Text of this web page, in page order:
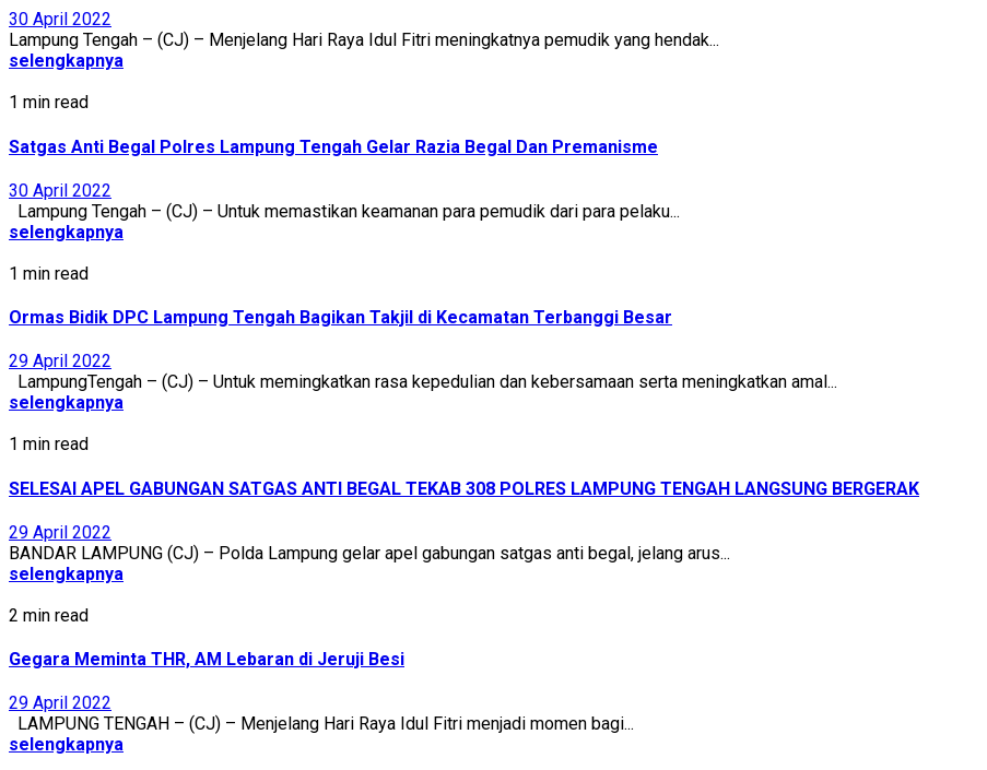
30 April 2022
Lampung Tengah – (CJ) – Menjelang Hari Raya Idul Fitri meningkatnya pemudik yang hendak...
selengkapnya
1 min read
Satgas Anti Begal Polres Lampung Tengah Gelar Razia Begal Dan Premanisme
30 April 2022
Lampung Tengah – (CJ) – Untuk memastikan keamanan para pemudik dari para pelaku...
selengkapnya
1 min read
Ormas Bidik DPC Lampung Tengah Bagikan Takjil di Kecamatan Terbanggi Besar
29 April 2022
LampungTengah – (CJ) – Untuk memingkatkan rasa kepedulian dan kebersamaan serta meningkatkan amal...
selengkapnya
1 min read
SELESAI APEL GABUNGAN SATGAS ANTI BEGAL TEKAB 308 POLRES LAMPUNG TENGAH LANGSUNG BERGERAK
29 April 2022
BANDAR LAMPUNG (CJ) – Polda Lampung gelar apel gabungan satgas anti begal, jelang arus...
selengkapnya
2 min read
Gegara Meminta THR, AM Lebaran di Jeruji Besi
29 April 2022
LAMPUNG TENGAH – (CJ) – Menjelang Hari Raya Idul Fitri menjadi momen bagi...
selengkapnya